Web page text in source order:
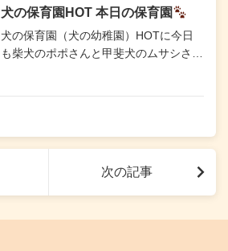
犬の保育園HOT 本日の保育園
犬の保育園（犬の幼稚園）HOTに今日
も柴犬のポポさんと甲斐犬のムサシさ…
次の記事